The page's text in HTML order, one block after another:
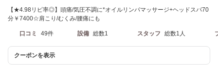
【★4.98リピ率◎】頭痛/気圧不調に*オイルリンパマッサージ+ヘッドスパ70
分￥7400☆肩こり/むくみ/腰痛にも
口コミ 49件 設備 総数1 スタッフ 総数1人
クーポンを表示